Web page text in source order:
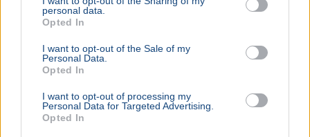
personal data.
Opted In
I want to opt-out of the Sale of my
Personal Data.
Opted In
I want to opt-out of processing my
Personal Data for Targeted Advertising.
Opted In
BELFÖLD
a magyar érettségi
Lannert Judit oktatási miniszter szerint megújul a